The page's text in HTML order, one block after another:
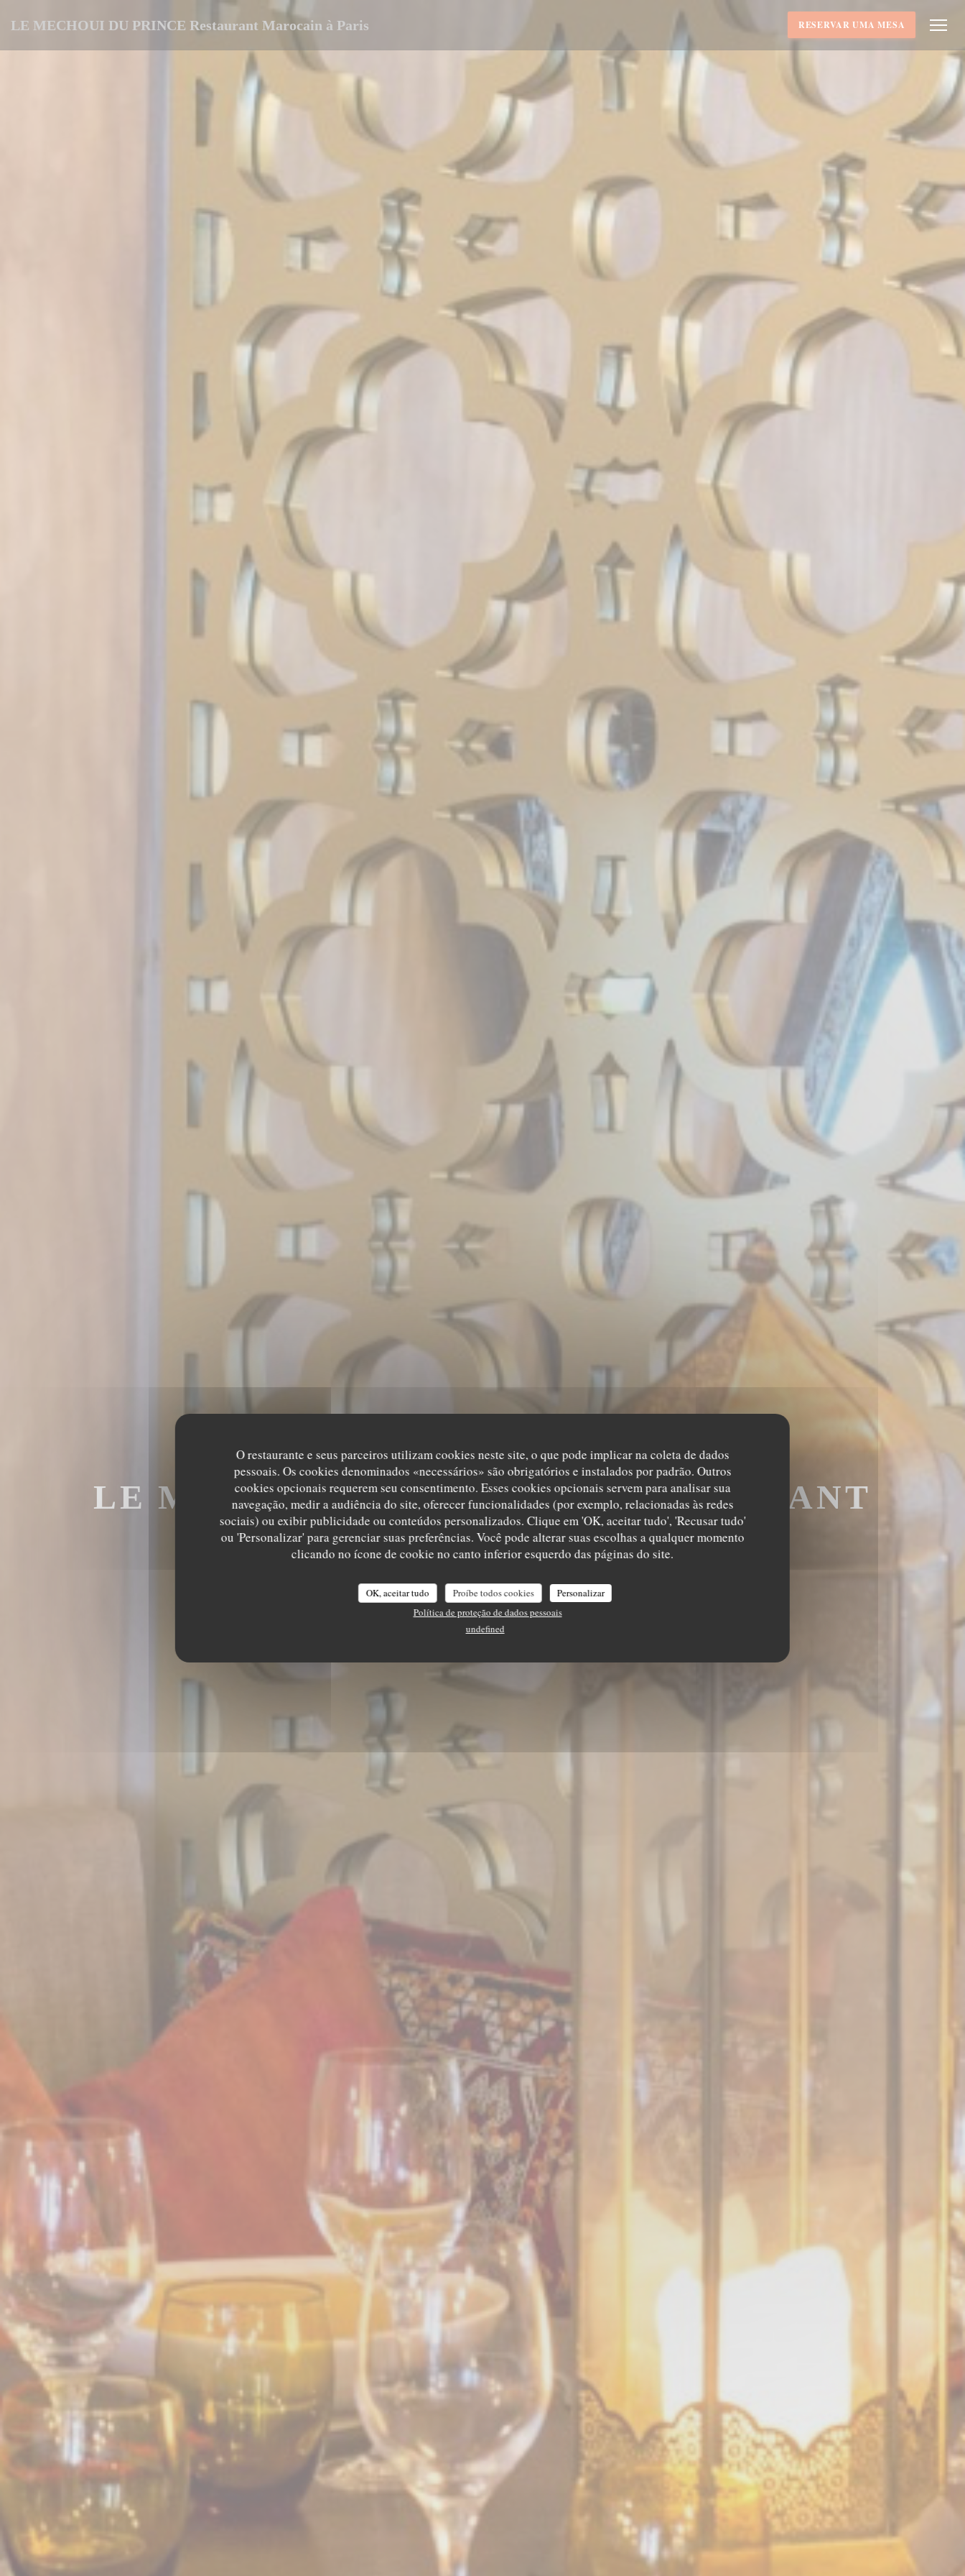
O restaurante e seus parceiros utilizam cookies neste site, o que pode implicar na coleta de dados
pessoais. Os cookies denominados «necessários» são obrigatórios e instalados por padrão. Outros
cookies opcionais requerem seu consentimento. Esses cookies opcionais servem para analisar sua
navegação, medir a audiência do site, oferecer funcionalidades (por exemplo, relacionadas às redes
sociais) ou exibir publicidade ou conteúdos personalizados. Clique em 'OK, aceitar tudo', 'Recusar tudo'
ou 'Personalizar' para gerenciar suas preferências. Você pode alterar suas escolhas a qualquer momento
clicando no ícone de cookie no canto inferior esquerdo das páginas do site.
OK, aceitar tudo Proíbe todos cookies
Personalizar
Política de proteção de dados pessoais
undefined
LE MECHOUI DU PRINCE Restaurant Marocain à Paris RESERVAR UMA MESA
LE MECHOUI DU PRINCE RESTAURANT
MAROCAIN À PARIS
LE MECHOUI DU PRINCE RESTAURANT
RESERVAR UMA MESA